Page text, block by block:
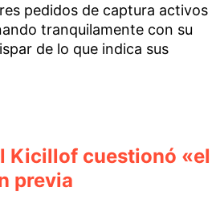
pedidos de captura activos
tranquilamente con su
de lo que indica sus
Kicillof cuestionó «el
previa